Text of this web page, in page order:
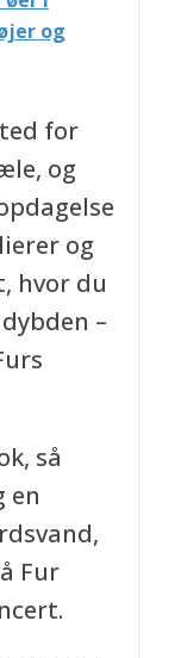
og
for
og
og
hvor du
–
så
en
Fur